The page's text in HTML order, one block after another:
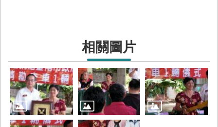
回
首
頁
臺
南
市
相關圖片